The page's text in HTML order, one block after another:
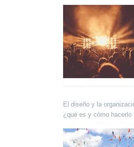
El diseño y la
¿qué es y cómo hacerlo